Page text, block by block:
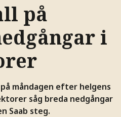
på
i
måndagen efter helgens
såg breda nedgångar
Saab steg.